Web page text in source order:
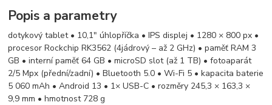
Popis a parametry
dotykový tablet • 10,1" úhlopříčka • IPS displej • 1280 × 800 px •
procesor Rockchip RK3562 (4jádrový – až 2 GHz) • paměť RAM 3
GB • interní paměť 64 GB • microSD slot (až 1 TB) • fotoaparát
2/5 Mpx (přední/zadní) • Bluetooth 5.0 • Wi-Fi 5 • kapacita baterie
5 060 mAh • Android 13 • 1× USB-C • rozměry 245,3 × 163,3 ×
9,9 mm • hmotnost 728 g